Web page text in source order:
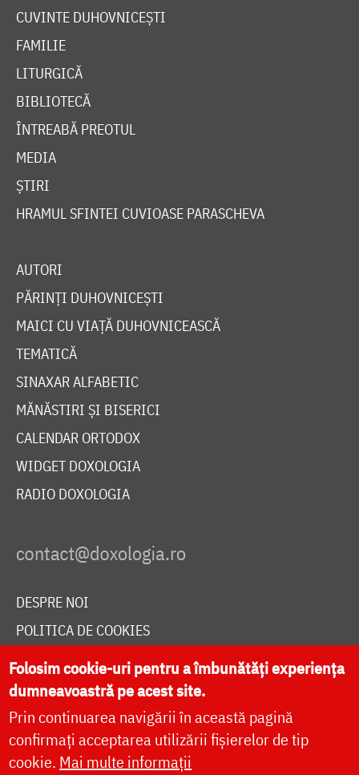
CUVINTE DUHOVNICEȘTI
FAMILIE
LITURGICĂ
BIBLIOTECĂ
ÎNTREABĂ PREOTUL
MEDIA
ȘTIRI
HRAMUL SFINTEI CUVIOASE PARASCHEVA
AUTORI
PĂRINȚI DUHOVNICEȘTI
MAICI CU VIAȚĂ DUHOVNICEASCĂ
TEMATICĂ
SINAXAR ALFABETIC
MĂNĂSTIRI ȘI BISERICI
CALENDAR ORTODOX
WIDGET DOXOLOGIA
RADIO DOXOLOGIA
DESPRE NOI
POLITICA DE COOKIES
DONEAZĂ ONLINE PENTRU CATEDRALA NAȚIONALĂ
LIVE
Folosim cookie-uri pentru a îmbunătăți experiența
dumneavoastră pe acest site.
Prin continuarea navigării în această pagină
confirmați acceptarea utilizării fișierelor de tip
cookie. Mai multe informații